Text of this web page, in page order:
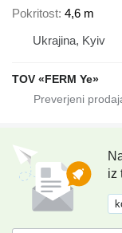
Pokritost 4,6 m
Ukrajina, Kyiv
TOV «FERM Ye»
iz